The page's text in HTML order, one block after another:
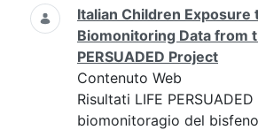
Italian Children Exposure
Biomonitoring Data from
PERSUADED Project
Contenuto Web
Risultati LIFE
biomonitoragio del